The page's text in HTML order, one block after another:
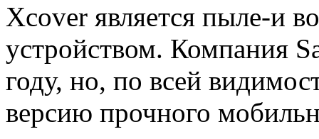
Xcover является пыле-и
устройством. Компания
году, но, по всей
версию прочного